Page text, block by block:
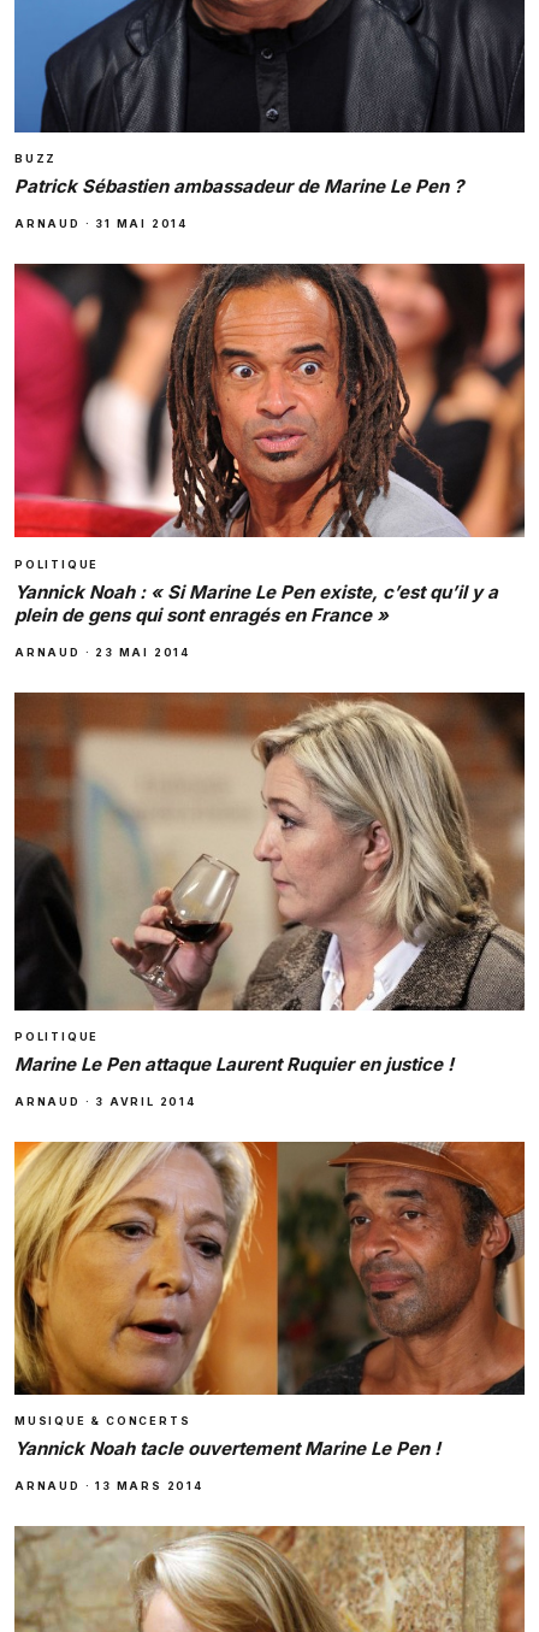
BUZZ
Patrick Sébastien ambassadeur de Marine Le Pen ?
ARNAUD · 31 MAI 2014
POLITIQUE
Yannick Noah : « Si Marine Le Pen existe, c’est qu’il y a
plein de gens qui sont enragés en France »
ARNAUD · 23 MAI 2014
POLITIQUE
Marine Le Pen attaque Laurent Ruquier en justice !
ARNAUD · 3 AVRIL 2014
MUSIQUE & CONCERTS
Yannick Noah tacle ouvertement Marine Le Pen !
ARNAUD ·13 MARS 2014